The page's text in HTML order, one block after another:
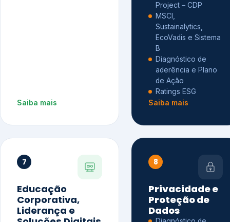
Saiba mais
Project – CDP
MSCI,
Sustainalytics,
EcoVadis e Sistema
B
Diagnóstico de
aderência e Plano
de Ação
Ratings ESG
Saiba mais
7
Educação
Corporativa,
Liderança e
8
Privacidade e
Proteção de
Dados